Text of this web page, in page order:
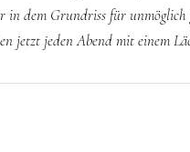
in dem Grundriss für
jetzt jeden Abend mit einem